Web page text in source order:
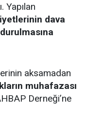
Yapılan
dava
aksamadan
muhafazası
Derneği’ne